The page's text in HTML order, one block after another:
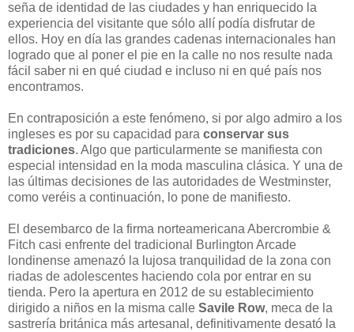
seña de identidad de las ciudades y han enriquecido la
experiencia del visitante que sólo allí podía disfrutar de
ellos. Hoy en día las grandes cadenas internacionales han
logrado que al poner el pie en la calle no nos resulte nada
fácil saber ni en qué ciudad e incluso ni en qué país nos
encontramos.
En contraposición a este fenómeno, si por algo admiro a los
ingleses es por su capacidad para conservar sus
tradiciones. Algo que particularmente se manifiesta con
especial intensidad en la moda masculina clásica. Y una de
las últimas decisiones de las autoridades de Westminster,
como veréis a continuación, lo pone de manifiesto.
El desembarco de la firma norteamericana Abercrombie &
Fitch casi enfrente del tradicional Burlington Arcade
londinense amenazó la lujosa tranquilidad de la zona con
riadas de adolescentes haciendo cola por entrar en su
tienda. Pero la apertura en 2012 de su establecimiento
dirigido a niños en la misma calle Savile Row, meca de la
sastrería británica más artesanal, definitivamente desató la